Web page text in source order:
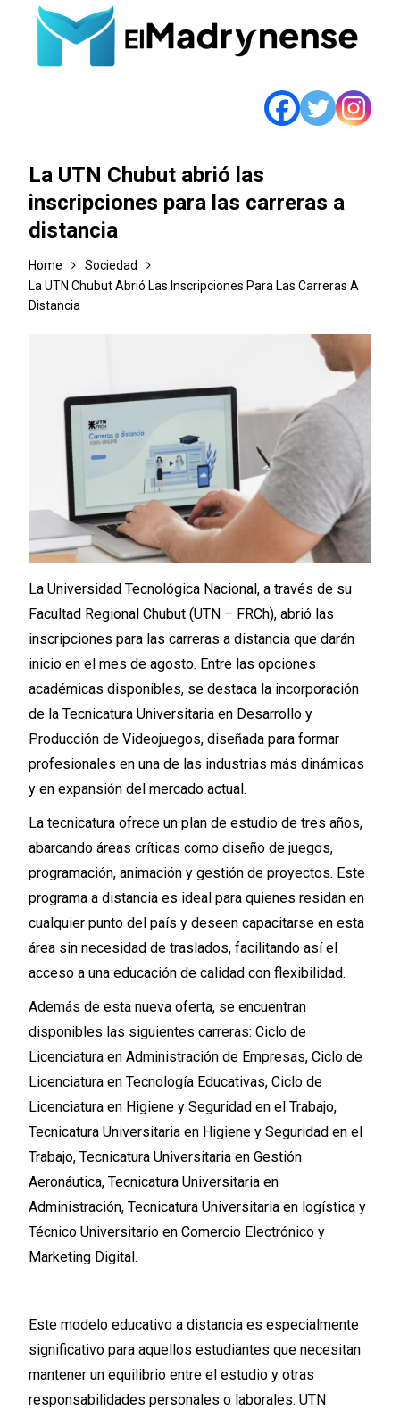
La UTN Chubut abrió las
inscripciones para las carreras a
distancia
Home
Sociedad
La UTN Chubut Abrió Las Inscripciones Para Las Carreras A
Distancia
La Universidad Tecnológica Nacional, a través de su
Facultad Regional Chubut (UTN – FRCh), abrió las
inscripciones para las carreras a distancia que darán
inicio en el mes de agosto. Entre las opciones
académicas disponibles, se destaca la incorporación
de la Tecnicatura Universitaria en Desarrollo y
Producción de Videojuegos, diseñada para formar
profesionales en una de las industrias más dinámicas
y en expansión del mercado actual.
La tecnicatura ofrece un plan de estudio de tres años,
abarcando áreas críticas como diseño de juegos,
programación, animación y gestión de proyectos. Este
programa a distancia es ideal para quienes residan en
cualquier punto del país y deseen capacitarse en esta
área sin necesidad de traslados, facilitando así el
acceso a una educación de calidad con flexibilidad.
Además de esta nueva oferta, se encuentran
disponibles las siguientes carreras: Ciclo de
Licenciatura en Administración de Empresas, Ciclo de
Licenciatura en Tecnología Educativas, Ciclo de
Licenciatura en Higiene y Seguridad en el Trabajo,
Tecnicatura Universitaria en Higiene y Seguridad en el
Trabajo, Tecnicatura Universitaria en Gestión
Aeronáutica, Tecnicatura Universitaria en
Administración, Tecnicatura Universitaria en logística y
Técnico Universitario en Comercio Electrónico y
Marketing Digital.
Este modelo educativo a distancia es especialmente
significativo para aquellos estudiantes que necesitan
mantener un equilibrio entre el estudio y otras
responsabilidades personales o laborales. UTN